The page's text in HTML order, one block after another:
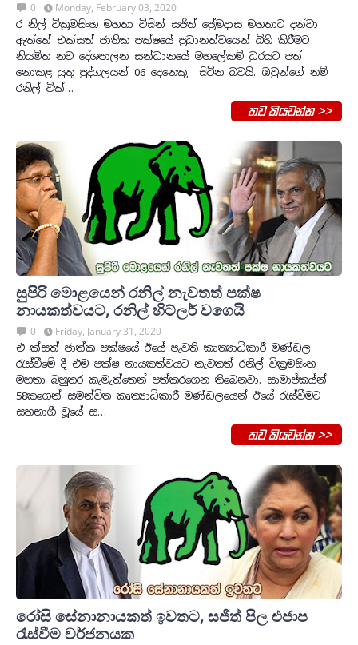
0
Monday, February 03, 2020
ර නිල් වික්‍රමසිංහ මහතා විසින් සජිත් ප්‍රේමදාස මහතාට දන්වා
ඇත්තේ එක්සත් ජාතික පක්ෂයේ ප්‍රධානත්වයෙන් බිහි කිරීමට
නියමිත නව දේශපාලන සන්ධානයේ මහලේකම් ධුරයට පත්
නොකළ යුතු පුද්ගලයන් 06 දෙනෙකු සිටින බවයි. ඔවුන්ගේ නම්
රනිල් වික්‍…
තව කියවන්න >>
සුපිරි මොළයෙන් රනිල් නැවතත් පක්ෂ
නායකත්වයට, රනිල් හිට්ලර් වගෙයි
0
Friday, January 31, 2020
එ ක්සත් ජාත්ක පක්ෂයේ ඊයේ පැවති කෘත්‍යාධිකාරී මණ්ඩල
‍රැස්වීමේ දී එම පක්ෂ නායකත්වයට නැවතත් රනිල් වික්‍රමසිංහ
මහතා බහුතර කැමැත්තෙන් පත්කරගෙන තිබෙනවා. සාමාජ්කය්න්
58කගෙන් සමන්විත කෘත්‍යාධිකාරී මණ්ඩලයෙන් ඊයේ ‍රැස්වීමට
සහභාගී වූයේ ස…
තව කියවන්න >>
රෝසි සේනානායකත් ඉවතට, සජිත් පිල එජාප
‍රැස්වීම වර්ජනයක